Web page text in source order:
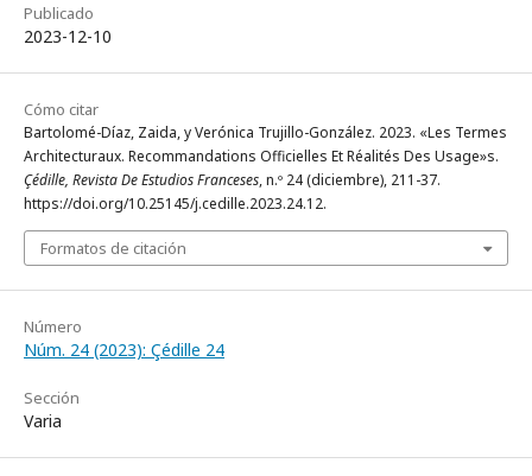
Publicado
2023-12-10
Cómo citar
Bartolomé-Díaz, Zaida, y Verónica Trujillo-González. 2023. «Les Termes
Architecturaux. Recommandations Officielles Et Réalités Des Usage»s.
Çédille, Revista De Estudios Franceses, n.º 24 (diciembre), 211-37.
https://doi.org/10.25145/j.cedille.2023.24.12.
Formatos de citación
Número
Núm. 24 (2023): Çédille 24
Sección
Varia